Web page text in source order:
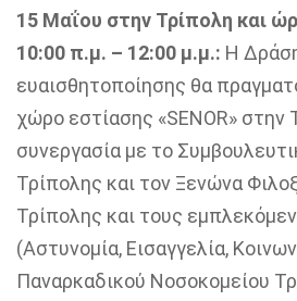
15 Μαΐου στην Τρίπολη και
10:00 π.μ. – 12:00 μ.μ.: Η
ευαισθητοποίησης θα
χώρο εστίασης «SENOR» στην
συνεργασία με το
Τρίπολης και τον Ξενώνα
Τρίπολης και τους
(Αστυνομία, Εισαγγελία,
Παναρκαδικού Νοσοκομείου